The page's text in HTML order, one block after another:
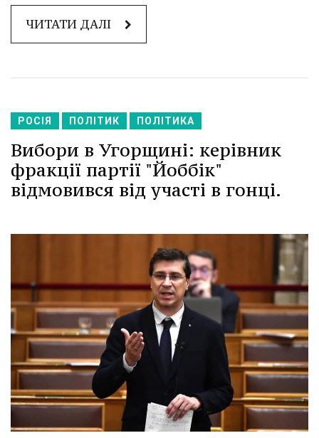
ЧИТАТИ ДАЛІ
РОСІЯ ПОЛІТИК ПОЛІТИКА
Вибори в Угорщині: керівник
фракції партії "Йоббік"
відмовився від участі в гонці.